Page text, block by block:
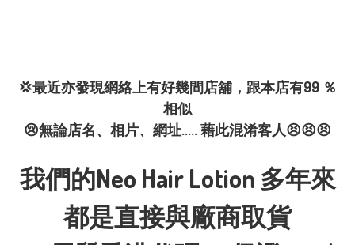
💢最近亦發現網絡上有好幾間店舖，跟本店有99 ％
相似
😢無論店名、相片、網址..... 藉此混淆客人😣😣😣
我們的Neo Hair Lotion 多年來
都是直接與廠商取貨